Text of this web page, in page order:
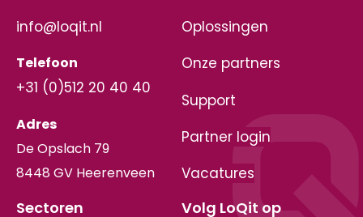
Volg LoQit op
Sectoren
Oplossingen
Onze partners
Support
Partner login
Vacatures
info@loqit.nl
Telefoon
+31 (0)512 20 40 40
Adres
De Opslach 79
8448 GV Heerenveen